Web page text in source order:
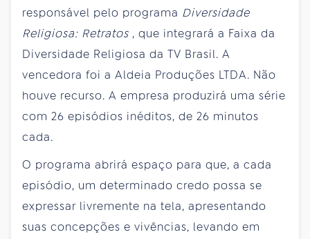
responsável pelo programa Diversidade
Religiosa: Retratos , que integrará a Faixa da
Diversidade Religiosa da TV Brasil. A
vencedora foi a Aldeia Produções LTDA. Não
houve recurso. A empresa produzirá uma série
com 26 episódios inéditos, de 26 minutos
cada.
O programa abrirá espaço para que, a cada
episódio, um determinado credo possa se
expressar livremente na tela, apresentando
suas concepções e vivências, levando em